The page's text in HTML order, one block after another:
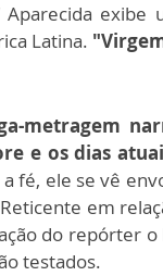
Aparecida exibe
Latina.
metragem
e os dias
fé, ele se vê
Reticente em
do repórter
testados.